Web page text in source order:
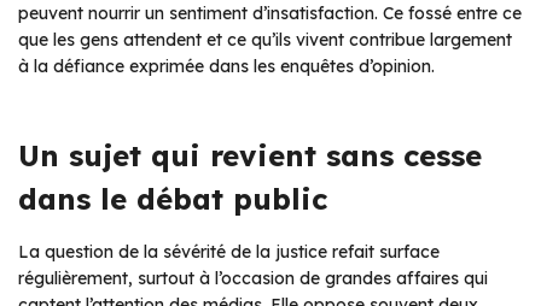
peuvent nourrir un sentiment d’insatisfaction. Ce fossé entre ce
que les gens attendent et ce qu’ils vivent contribue largement
à la défiance exprimée dans les enquêtes d’opinion.
Un sujet qui revient sans cesse
dans le débat public
La question de la sévérité de la justice refait surface
régulièrement, surtout à l’occasion de grandes affaires qui